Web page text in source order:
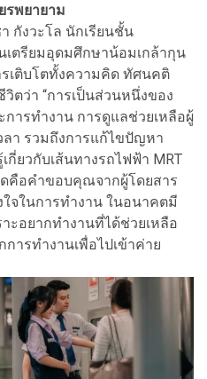
รพยายาม
งวะโล นักเรียนชั้น
เตรียมอุดมศึกษาน้อมเกล้ากุน
เติบโตทั้งความคิด ทัศนคติ
ตว่า “การเป็นส่วนหนึ่งของ
ารทำงาน การดูแลช่วยเหลือผู้
ลา รวมถึงการแก้ไขปัญหา
กี่ยวกับเส้นทางรถไฟฟ้า MRT
คือคำขอบคุณจากผู้โดยสาร
จในการทำงาน ในอนาคตมี
ะอยากทำงานที่ได้ช่วยเหลือ
การทำงานเพื่อไปเข้าค่าย